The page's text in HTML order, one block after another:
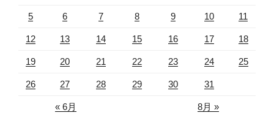
5 6 7 8 9 10 11
12 13 14 15 16 17 18
19 20 21 22 23 24 25
26 27 28 29 30 31
« 6月 8月 »